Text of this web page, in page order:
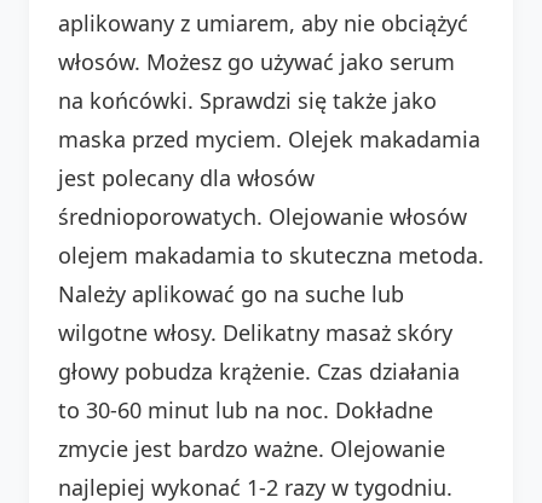
aplikowany z umiarem, aby nie obciążyć
włosów. Możesz go używać jako serum
na końcówki. Sprawdzi się także jako
maska przed myciem. Olejek makadamia
jest polecany dla włosów
średnioporowatych. Olejowanie włosów
olejem makadamia to skuteczna metoda.
Należy aplikować go na suche lub
wilgotne włosy. Delikatny masaż skóry
głowy pobudza krążenie. Czas działania
to 30-60 minut lub na noc. Dokładne
zmycie jest bardzo ważne. Olejowanie
najlepiej wykonać 1-2 razy w tygodniu.